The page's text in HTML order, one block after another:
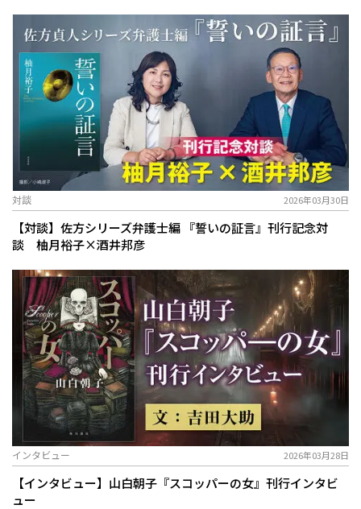
対談 2026年03月30日
【対談】佐方シリーズ弁護士編 『誓いの証言』刊行記念対
談 柚月裕子×酒井邦彦
インタビュー 2026年03月28日
【インタビュー】山白朝子『スコッパーの女』刊行インタビ
ュー